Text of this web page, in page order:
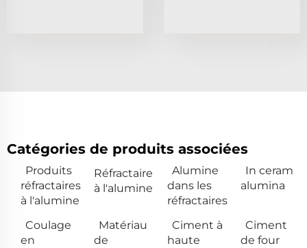
Catégories de produits associées
Produits
réfractaires
à l'alumine
Réfractaire
à l'alumine
Alumine
dans les
réfractaires
In ceram
alumina
Coulage
en
Matériau
de
Ciment à
haute
Ciment
de four